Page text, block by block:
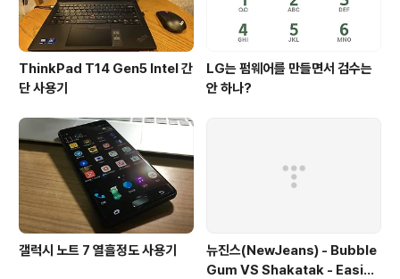
ThinkPad T14 Gen5 Intel 간
단 사용기
LG는 펌웨어를 만들면서 검수는
안 하나?
갤럭시 노트 7 열흘정도 사용기
뉴진스(NewJeans) - Bubble
Gum VS Shakatak - Easier